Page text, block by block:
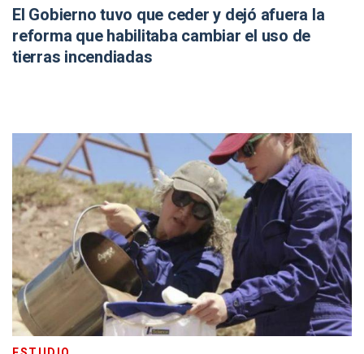
El Gobierno tuvo que ceder y dejó afuera la
reforma que habilitaba cambiar el uso de
tierras incendiadas